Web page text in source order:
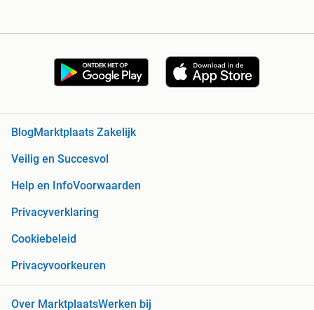
BlogMarktplaats Zakelijk
Veilig en Succesvol
Help en InfoVoorwaarden
Privacyverklaring
Cookiebeleid
Privacyvoorkeuren
Over MarktplaatsWerken bij